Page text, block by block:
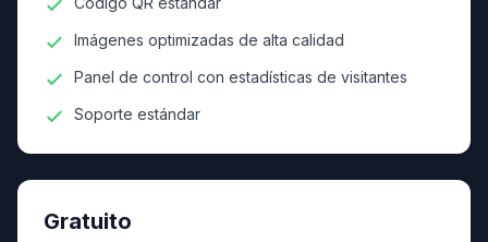
Gratuito
Imágenes optimizadas de alta calidad
Panel de control con estadísticas de visitantes
Soporte estándar